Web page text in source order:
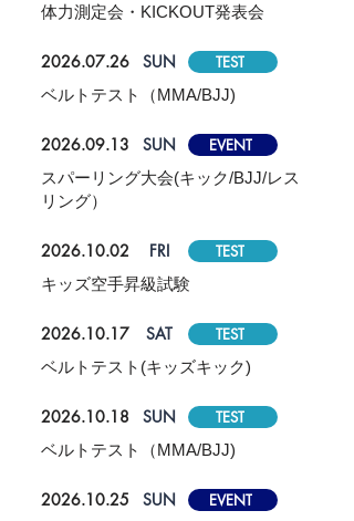
体力測定会・KICKOUT発表会
2026.07.26 SUN TEST
ベルトテスト（MMA/BJJ)
2026.09.13 SUN EVENT
スパーリング大会(キック/BJJ/レス
リング）
2026.10.02 FRI TEST
キッズ空手昇級試験
2026.10.17 SAT TEST
ベルトテスト(キッズキック)
2026.10.18 SUN TEST
ベルトテスト（MMA/BJJ)
2026.10.25 SUN EVENT